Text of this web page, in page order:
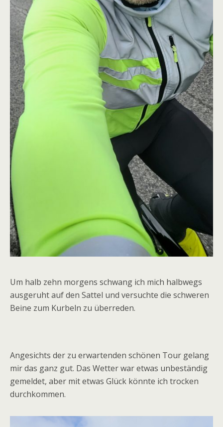
Um halb zehn morgens schwang ich mich halbwegs
ausgeruht auf den Sattel und versuchte die schweren
Beine zum Kurbeln zu überreden.
Angesichts der zu erwartenden schönen Tour gelang
mir das ganz gut. Das Wetter war etwas unbeständig
gemeldet, aber mit etwas Glück könnte ich trocken
durchkommen.